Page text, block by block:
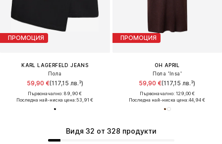
ПРОМОЦИЯ
KARL LAGERFELD JEANS
Пола
59,90 €(117,15 лв.³)
Първоначално: 89,90 €
Последна най-ниска цена:53,91 €
ПРОМОЦИЯ
OH APRIL
Пола 'Insa'
59,90 €(117,15 лв.³)
Първоначално: 129,00 €
Последна най-ниска цена:44,94 €
Видя 32 от 328 продукти